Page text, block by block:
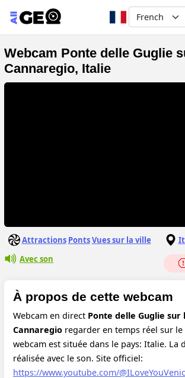
Aller au
Select your
Webcam Ponte delle Guglie
Cannaregio, Italie
Attractions PontsVues sur la ville
Avec son
À propos de cette webcam
Webcam en direct Ponte delle Guglie sur
Cannaregio regarder en temps réel sur le
webcam est située dans le pays: Italie. La
réalisée avec le son. Site officiel:
https://www.youtube.com/